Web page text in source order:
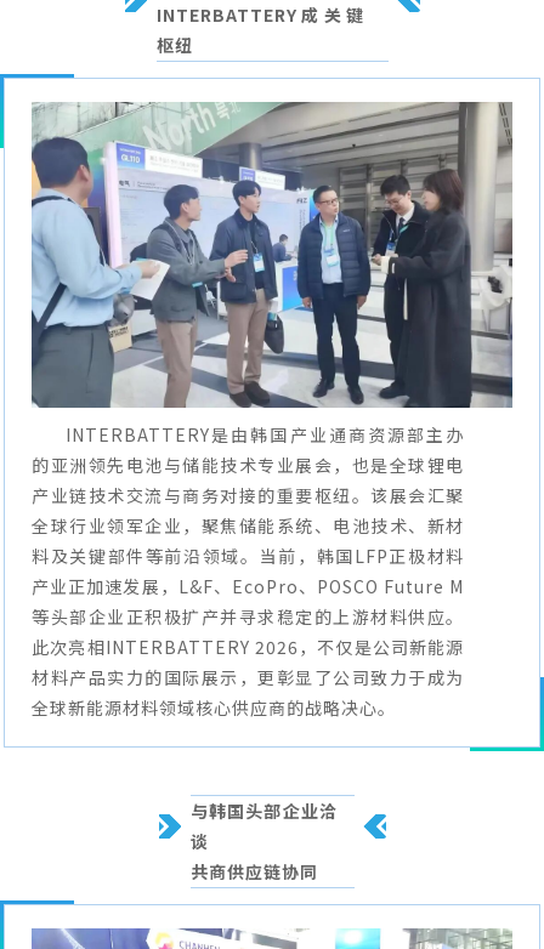
INTERBATTERY成关键
枢纽
INTERBATTERY是由韩国产业通商资源部主办
的亚洲领先电池与储能技术专业展会，也是全球锂电
产业链技术交流与商务对接的重要枢纽。该展会汇聚
全球行业领军企业，聚焦储能系统、电池技术、新材
料及关键部件等前沿领域。当前，韩国LFP正极材料
产业正加速发展，L&F、EcoPro、POSCO Future M
等头部企业正积极扩产并寻求稳定的上游材料供应。
此次亮相INTERBATTERY 2026，不仅是公司新能源
材料产品实力的国际展示，更彰显了公司致力于成为
全球新能源材料领域核心供应商的战略决心。
与韩国头部企业洽
谈
共商供应链协同